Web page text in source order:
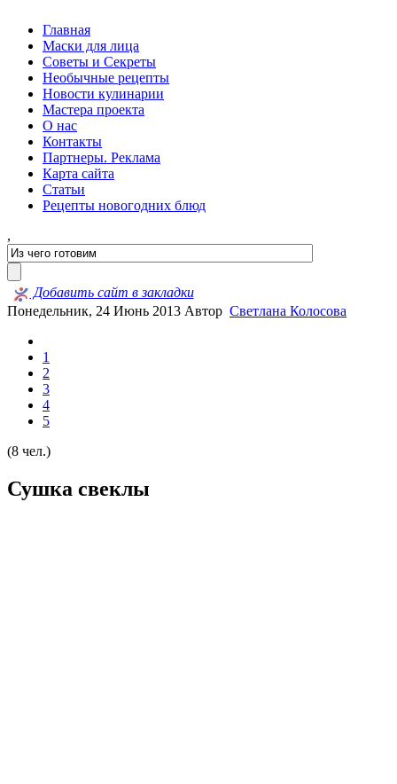
Главная
Маски для лица
Советы и Секреты
Необычные рецепты
Новости кулинарии
Мастера проекта
О нас
Контакты
Партнеры. Реклама
Карта сайта
Статьи
Рецепты новогодних блюд
,
Добавить сайт в закладки
Понедельник, 24 Июнь 2013 Автор Светлана Колосова
1
2
3
4
5
(8 чел.)
Сушка свеклы